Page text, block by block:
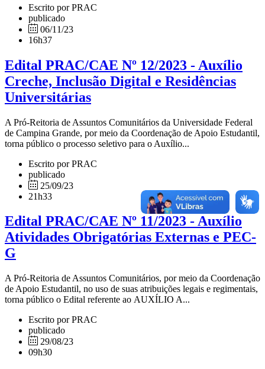
Escrito por PRAC
publicado
06/11/23
16h37
Edital PRAC/CAE Nº 12/2023 - Auxílio
Creche, Inclusão Digital e Residências
Universitárias
A Pró-Reitoria de Assuntos Comunitários da Universidade Federal
de Campina Grande, por meio da Coordenação de Apoio Estudantil,
torna público o processo seletivo para o Auxílio...
Escrito por PRAC
publicado
25/09/23
21h33
Edital PRAC/CAE Nº 11/2023 - Auxílio
Atividades Obrigatórias Externas e PEC-
G
A Pró-Reitoria de Assuntos Comunitários, por meio da Coordenação
de Apoio Estudantil, no uso de suas atribuições legais e regimentais,
torna público o Edital referente ao AUXÍLIO A...
Escrito por PRAC
publicado
29/08/23
09h30